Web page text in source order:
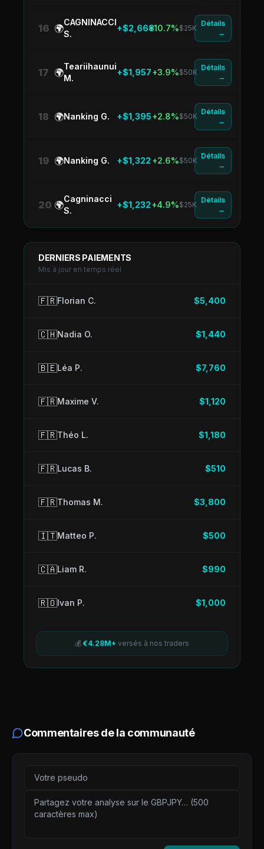
16 🌍
CAGNINACCI
S.
+$2,668+10.7%$25K
Détails
→
17 🌍
Teariihaunui
M.
+$1,957+3.9%$50K
Détails
→
18 🌍Nanking G. +$1,395+2.8%$50K
Détails
→
19 🌍Nanking G. +$1,322 +2.6%$50K
Détails
→
20 🌍
Cagninacci
S.
+$1,232+4.9%$25K
Détails
→
DERNIERS PAIEMENTS
Mis à jour en temps réel
🇫🇷Florian C. $5,400
🇨🇭Nadia O. $1,440
🇧🇪Léa P. $7,760
🇫🇷Maxime V. $1,120
🇫🇷Théo L. $1,180
🇫🇷Lucas B. $510
🇫🇷Thomas M. $3,800
🇮🇹Matteo P. $500
🇨🇦Liam R. $990
🇷🇴Ivan P. $1,000
💰 €4.28M+ versés à nos traders
Commentaires de la communauté